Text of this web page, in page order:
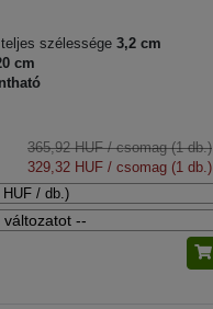
szélessége 3,2 cm
cm
365,92 HUF/ csomag (1 db.)
329,32 HUF / csomag (1 db.)